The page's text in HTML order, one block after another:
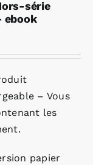
série
ebook
– Vous
les
papier